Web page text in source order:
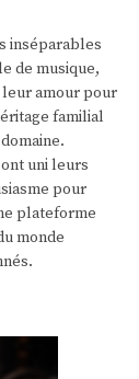
inséparables
de musique,
amour pour
familial
uni leurs
pour
plateforme
monde